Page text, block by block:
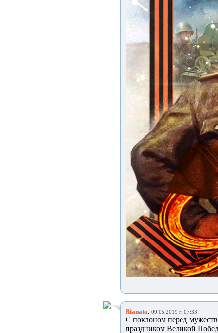
Rianata, 09.05.2019 г. 07:33
С поклоном перед
праздником Великой